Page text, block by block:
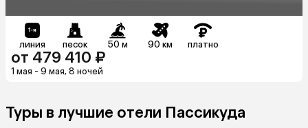
линия песок 50 м 90 км платно
от 479 410 ₽
1 мая - 9 мая, 8 ночей
Туры в лучшие отели Пассикуда